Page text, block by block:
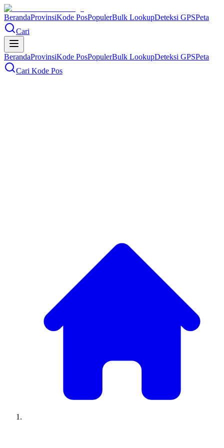
BerandaProvinsiKode PosPopulerBulk LookupDeteksi GPSPeta
Cari
BerandaProvinsiKode PosPopulerBulk LookupDeteksi GPSPeta
Cari Kode Pos